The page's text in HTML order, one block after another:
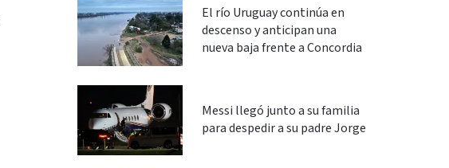
El río Uruguay continúa en
descenso y anticipan una
nueva baja frente a Concordia
Messi llegó junto a su familia
para despedir a su padre Jorge